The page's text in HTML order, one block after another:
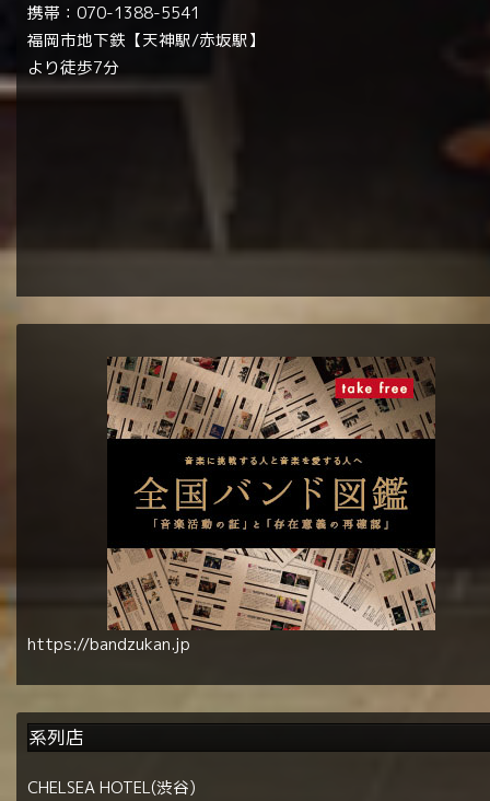
携帯：070-1388-5541
福岡市地下鉄【天神駅/赤坂駅】
より徒歩7分
https://bandzukan.jp
系列店
CHELSEA HOTEL(渋谷)